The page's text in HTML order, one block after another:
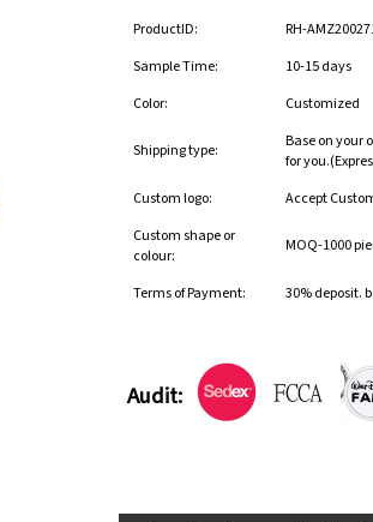
ProductID:
RH-
Sample Time:
10-15 days
Color:
Customized
Shipping type:
Base on your
for
Custom logo:
Accept
Custom shape or
colour:
MOQ-1000
Terms of Payment: 30% deposit.
Audit: